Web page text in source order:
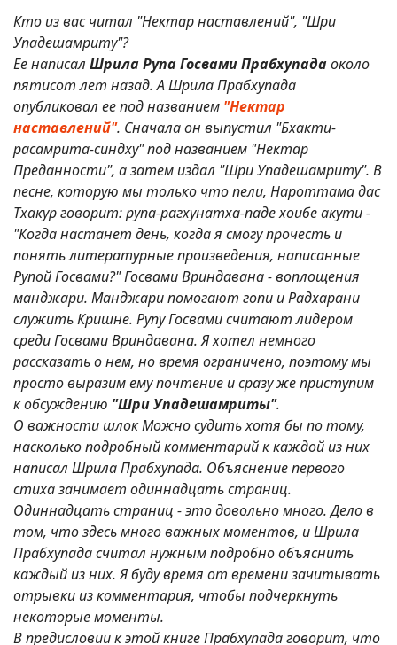
Кто из вас читал "Нектар наставлений", "Шри
Упадешамриту"?
Ее написал Шрила Рупа Госвами Прабхупадаоколо
пятисот лет назад. А Шрила Прабхупада
опубликовал ее под названием "Нектар
наставлений". Сначала он выпустил "Бхакти-
расамрита-синдху" под названием "Нектар
Преданности", а затем издал "Шри Упадешамриту". В
песне, которую мы только что пели, Нароттама дас
Тхакур говорит: рупа-рагхунатха-паде хоибе акути -
"Когда настанет день, когда я смогу прочесть и
понять литературные произведения, написанные
Рупой Госвами?" Госвами Вриндавана - воплощения
манджари. Манджари помогают гопи и Радхарани
служить Кришне. Рупу Госвами считают лидером
среди Госвами Вриндавана. Я хотел немного
рассказать о нем, но время ограничено, поэтому мы
просто выразим ему почтение и сразу же приступим
к обсуждению "Шри Упадешамриты".
О важности шлок Можно судить хотя бы по тому,
насколько подробный комментарий к каждой из них
написал Шрила Прабхупада. Объяснение первого
стиха занимает одиннадцать страниц.
Одиннадцать страниц - это довольно много. Дело в
том, что здесь много важных моментов, и Шрила
Прабхупада считал нужным подробно объяснить
каждый из них. Я буду время от времени зачитывать
отрывки из комментария, чтобы подчеркнуть
некоторые моменты.
В предисловии к этой книге Прабхупада говорит, что